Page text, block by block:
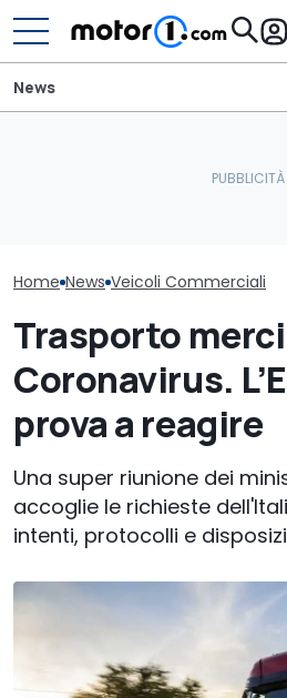
News
Home News Veicoli Commerciali
Trasporto
Coronavirus.
prova a reagire
Una super riunione dei
accoglie le richieste
intenti, protocolli e